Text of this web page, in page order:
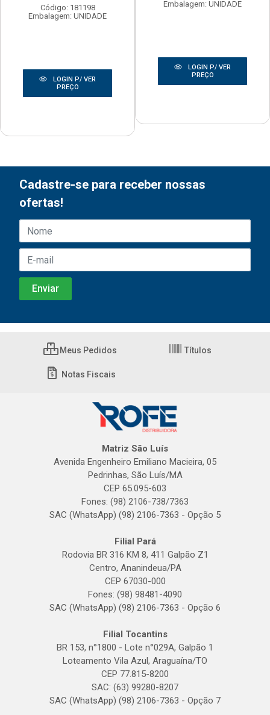
Código: 181198
Embalagem: UNIDADE
LOGIN P/ VER
PREÇO
Embalagem: UNIDADE
LOGIN P/ VER
PREÇO
Cadastre-se para receber nossas
ofertas!
Meus Pedidos Títulos
Notas Fiscais
Matriz São Luís
Avenida Engenheiro Emiliano Macieira, 05
Pedrinhas, São Luís/MA
CEP 65.095-603
Fones: (98) 2106-738/7363
SAC (WhatsApp) (98) 2106-7363 - Opção 5
Filial Pará
Rodovia BR 316 KM 8, 411 Galpão Z1
Centro, Ananindeua/PA
CEP 67030-000
Fones: (98) 98481-4090
SAC (WhatsApp) (98) 2106-7363 - Opção 6
Filial Tocantins
BR 153, n°1800 - Lote n°029A, Galpão 1
Loteamento Vila Azul, Araguaína/TO
CEP 77.815-8200
SAC: (63) 99280-8207
SAC (WhatsApp) (98) 2106-7363 - Opção 7